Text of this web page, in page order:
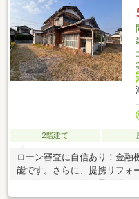
とはありません。
2階建て
ローン審査に自信あり！金融
能です。さらに、提携リフォ
で、住まいの価値を最大限に
ォーム」すべて当社にお任せ